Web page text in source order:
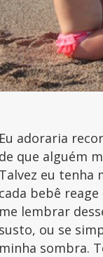
Eu adoraria
de que alguém
Talvez eu tenha
cada bebê
me lembrar
susto, ou se
minha sombra.